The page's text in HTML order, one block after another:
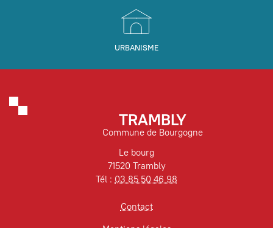
URBANISME
TRAMBLY
Commune de Bourgogne
Le bourg
71520 Trambly
Tél : 03 85 50 46 98
Contact